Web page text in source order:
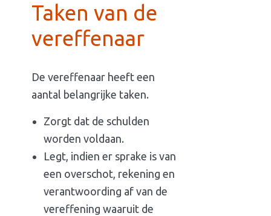
Taken van de
vereffenaar
De vereffenaar heeft een
aantal belangrijke taken.
Zorgt dat de schulden
worden voldaan.
Legt, indien er sprake is van
een overschot, rekening en
verantwoording af van de
vereffening waaruit de